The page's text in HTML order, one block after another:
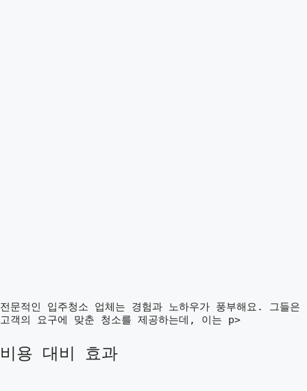
전문적인 입주청소 업체는 경험과 노하우가 풍부해요. 그들은
고객의 요구에 맞춘 청소를 제공하는데, 이는 p>
비용 대비 효과